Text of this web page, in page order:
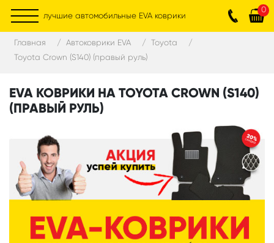
лучшие автомобильные EVA коврики
0
Главная Автоковрики EVA
Toyota
Toyota Crown (S140) (правый руль)
EVA КОВРИКИ НА TOYOTA CROWN (S140)
(ПРАВЫЙ РУЛЬ)